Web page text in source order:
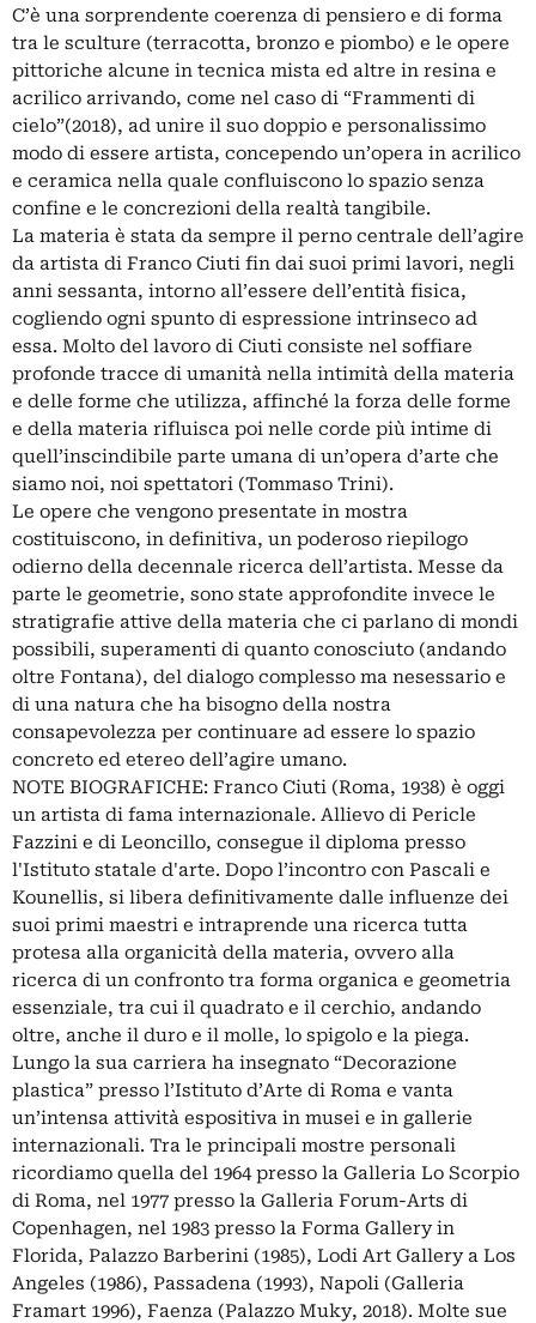
C’è una sorprendente coerenza di pensiero e di forma
tra le sculture (terracotta, bronzo e piombo) e le opere
pittoriche alcune in tecnica mista ed altre in resina e
acrilico arrivando, come nel caso di “Frammenti di
cielo”(2018), ad unire il suo doppio e personalissimo
modo di essere artista, concependo un’opera in acrilico
e ceramica nella quale confluiscono lo spazio senza
confine e le concrezioni della realtà tangibile.
La materia è stata da sempre il perno centrale dell’agire
da artista di Franco Ciuti fin dai suoi primi lavori, negli
anni sessanta, intorno all’essere dell’entità fisica,
cogliendo ogni spunto di espressione intrinseco ad
essa. Molto del lavoro di Ciuti consiste nel soffiare
profonde tracce di umanità nella intimità della materia
e delle forme che utilizza, affinché la forza delle forme
e della materia rifluisca poi nelle corde più intime di
quell’inscindibile parte umana di un’opera d’arte che
siamo noi, noi spettatori (Tommaso Trini).
Le opere che vengono presentate in mostra
costituiscono, in definitiva, un poderoso riepilogo
odierno della decennale ricerca dell’artista. Messe da
parte le geometrie, sono state approfondite invece le
stratigrafie attive della materia che ci parlano di mondi
possibili, superamenti di quanto conosciuto (andando
oltre Fontana), del dialogo complesso ma nesessario e
di una natura che ha bisogno della nostra
consapevolezza per continuare ad essere lo spazio
concreto ed etereo dell’agire umano.
NOTE BIOGRAFICHE: Franco Ciuti (Roma, 1938) è oggi
un artista di fama internazionale. Allievo di Pericle
Fazzini e di Leoncillo, consegue il diploma presso
l'Istituto statale d'arte. Dopo l’incontro con Pascali e
Kounellis, si libera definitivamente dalle influenze dei
suoi primi maestri e intraprende una ricerca tutta
protesa alla organicità della materia, ovvero alla
ricerca di un confronto tra forma organica e geometria
essenziale, tra cui il quadrato e il cerchio, andando
oltre, anche il duro e il molle, lo spigolo e la piega.
Lungo la sua carriera ha insegnato “Decorazione
plastica” presso l’Istituto d’Arte di Roma e vanta
un’intensa attività espositiva in musei e in gallerie
internazionali. Tra le principali mostre personali
ricordiamo quella del 1964 presso la Galleria Lo Scorpio
di Roma, nel 1977 presso la Galleria Forum-Arts di
Copenhagen, nel 1983 presso la Forma Gallery in
Florida, Palazzo Barberini (1985), Lodi Art Gallery a Los
Angeles (1986), Passadena (1993), Napoli (Galleria
Framart 1996), Faenza (Palazzo Muky, 2018). Molte sue